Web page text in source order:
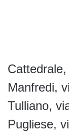
Manfredi,
Tulliano,
Pugliese,